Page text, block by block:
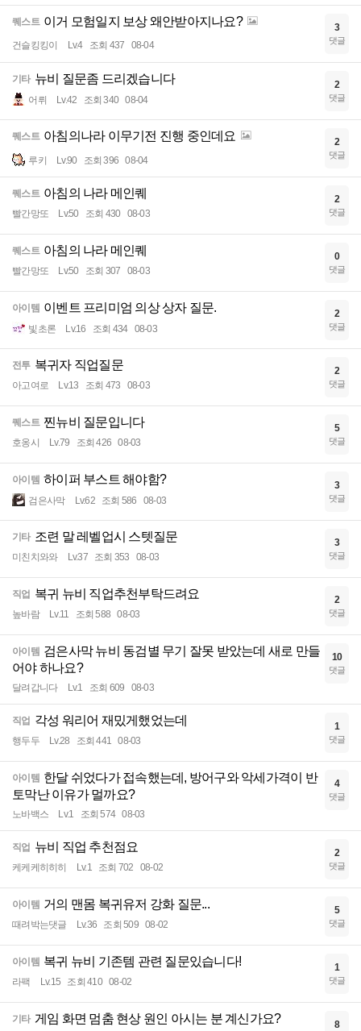
퀘스트 이거 모험일지 보상 왜안받아지나요?
건슬킹킹이 Lv.4 조회 437 08-04
3
댓글
기타 뉴비 질문좀 드리겠습니다
어뤼 Lv.42 조회 340 08-04
2
댓글
퀘스트 아침의나라 이무기전 진행 중인데요
루키 Lv.90 조회 396 08-04
2
댓글
퀘스트 아침의 나라 메인퀘
빨간망또 Lv.50 조회 430 08-03
2
댓글
퀘스트 아침의 나라 메인퀘
빨간망또 Lv.50 조회 307 08-03
0
댓글
아이템 이벤트 프리미엄 의상 상자 질문.
빛초론 Lv.16 조회 434 08-03
2
댓글
전투 복귀자 직업질문
아고여로 Lv.13 조회 473 08-03
2
댓글
퀘스트 찐뉴비 질문입니다
호옹시 Lv.79 조회 426 08-03
5
댓글
아이템 하이퍼 부스트 해야함?
검은사막 Lv.62 조회 586 08-03
3
댓글
기타 조련 말 레벨업시 스텟질문
미친치와와 Lv.37 조회 353 08-03
3
댓글
직업 복귀 뉴비 직업추천부탁드려요
높바람 Lv.11 조회 588 08-03
2
댓글
아이템 검은사막 뉴비 동검별 무기 잘못 받았는데 새로 만들
어야 하나요?
달려갑니다 Lv.1 조회 609 08-03
10
댓글
직업 각성 워리어 재밌게했었는데
행두두 Lv.28 조회 441 08-03
1
댓글
아이템 한달 쉬었다가 접속했는데, 방어구와 악세가격이 반
토막난 이유가 멀까요?
노바백스 Lv.1 조회 574 08-03
4
댓글
직업 뉴비 직업 추천점요
케케케히히히 Lv.1 조회 702 08-02
2
댓글
아이템 거의 맨몸 복귀유저 강화 질문...
때려박는댓글 Lv.36 조회 509 08-02
5
댓글
아이템 복귀 뉴비 기존템 관련 질문있습니다!
라팩 Lv.15 조회 410 08-02
1
댓글
기타 게임 화면 멈춤 현상 원인 아시는 분 계신가요? 8